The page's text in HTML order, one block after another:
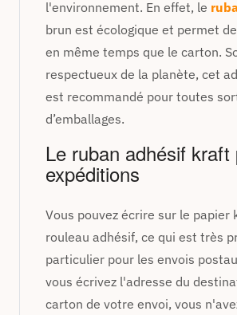
l'environnement. En effet, le
brun est écologique et permet
en même temps que le carton.
respectueux de la planète, cet
est recommandé pour toutes
d’emballages.
Le ruban adhésif kraft
expéditions
Vous pouvez écrire sur le papier
rouleau adhésif, ce qui est très
particulier pour les envois
vous écrivez l'adresse du
carton de votre envoi, vous